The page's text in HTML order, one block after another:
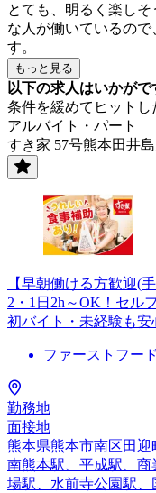
とても、明るく楽し
な人が働いているの
す。
もっと見る
以下の求人はいかがで
条件を緩めてヒット
アルバイト・パート
すき家 57号熊本田井
【早朝働ける方歓迎(
2・1日2h～OK！セル
初バイト・未経験も安
ファーストフード
勤務地
面接地
熊本県熊本市南区田迎
南熊本駅、平成駅、
場駅、水前寺公園駅、